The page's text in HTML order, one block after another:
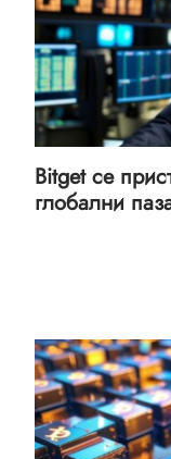
Bitget се
глобални